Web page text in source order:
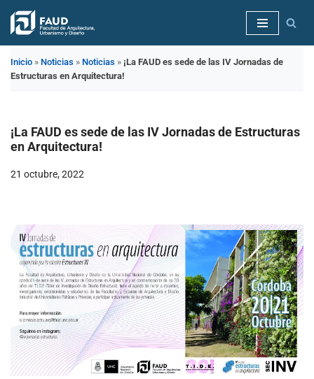
Saltar
contenido
Inicio » Noticias » Noticias » ¡La FAUD es sede de las IV Jornadas de
Estructuras en Arquitectura!
¡La FAUD es sede de las IV Jornadas de Estructuras
en Arquitectura!
21 octubre, 2022